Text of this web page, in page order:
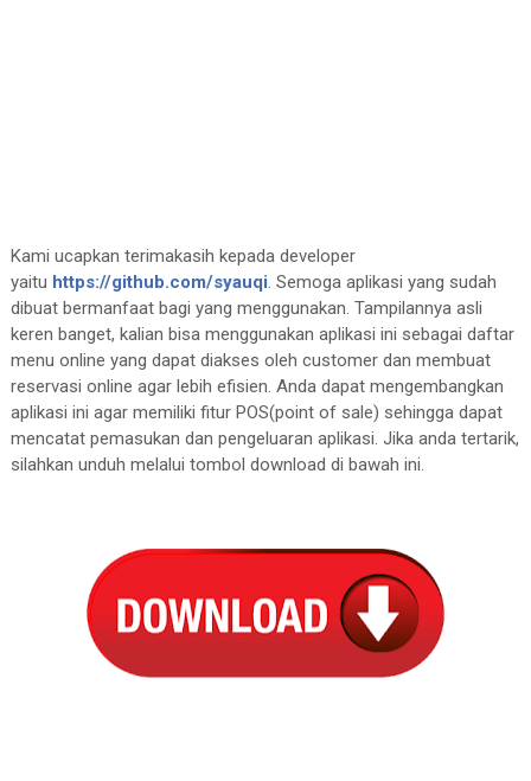
Kami ucapkan terimakasih kepada developer
yaitu https://github.com/syauqi. Semoga aplikasi yang sudah
dibuat bermanfaat bagi yang menggunakan. Tampilannya asli
keren banget, kalian bisa menggunakan aplikasi ini sebagai daftar
menu online yang dapat diakses oleh customer dan membuat
reservasi online agar lebih efisien. Anda dapat mengembangkan
aplikasi ini agar memiliki fitur POS(point of sale) sehingga dapat
mencatat pemasukan dan pengeluaran aplikasi. Jika anda tertarik,
silahkan unduh melalui tombol download di bawah ini.